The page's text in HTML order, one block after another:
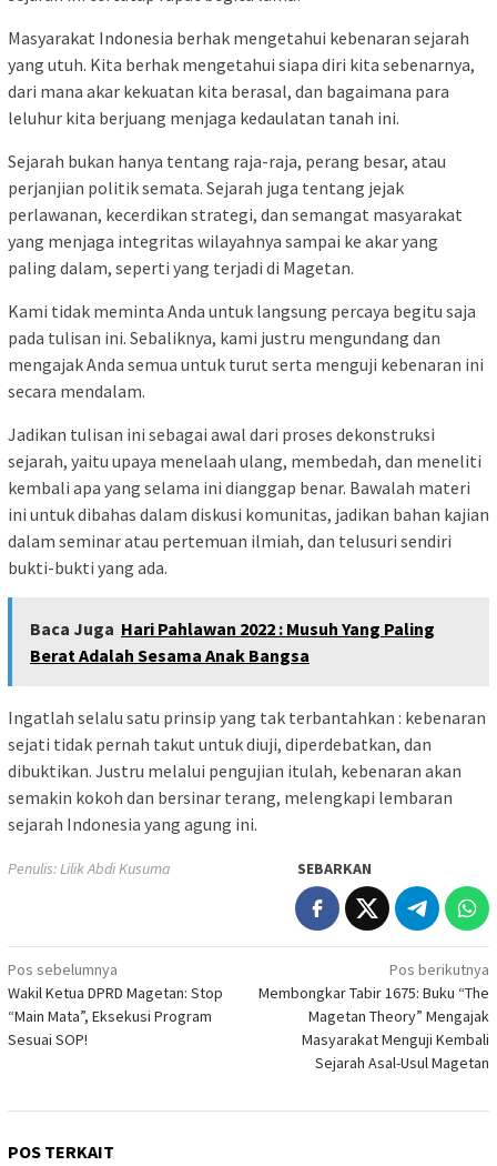
Masyarakat Indonesia berhak mengetahui kebenaran sejarah
yang utuh. Kita berhak mengetahui siapa diri kita sebenarnya,
dari mana akar kekuatan kita berasal, dan bagaimana para
leluhur kita berjuang menjaga kedaulatan tanah ini.
Sejarah bukan hanya tentang raja-raja, perang besar, atau
perjanjian politik semata. Sejarah juga tentang jejak
perlawanan, kecerdikan strategi, dan semangat masyarakat
yang menjaga integritas wilayahnya sampai ke akar yang
paling dalam, seperti yang terjadi di Magetan.
Kami tidak meminta Anda untuk langsung percaya begitu saja
pada tulisan ini. Sebaliknya, kami justru mengundang dan
mengajak Anda semua untuk turut serta menguji kebenaran ini
secara mendalam.
Jadikan tulisan ini sebagai awal dari proses dekonstruksi
sejarah, yaitu upaya menelaah ulang, membedah, dan meneliti
kembali apa yang selama ini dianggap benar. Bawalah materi
ini untuk dibahas dalam diskusi komunitas, jadikan bahan kajian
dalam seminar atau pertemuan ilmiah, dan telusuri sendiri
bukti-bukti yang ada.
Baca Juga Hari Pahlawan 2022 : Musuh Yang Paling
Berat Adalah Sesama Anak Bangsa
Ingatlah selalu satu prinsip yang tak terbantahkan : kebenaran
sejati tidak pernah takut untuk diuji, diperdebatkan, dan
dibuktikan. Justru melalui pengujian itulah, kebenaran akan
semakin kokoh dan bersinar terang, melengkapi lembaran
sejarah Indonesia yang agung ini.
Penulis: Lilik Abdi Kusuma SEBARKAN
Navigasi
pos
Pos sebelumnya
Wakil Ketua DPRD Magetan: Stop
“Main Mata”, Eksekusi Program
Sesuai SOP!
Pos berikutnya
Membongkar Tabir 1675: Buku “The
Magetan Theory” Mengajak
Masyarakat Menguji Kembali
Sejarah Asal-Usul Magetan
POS TERKAIT